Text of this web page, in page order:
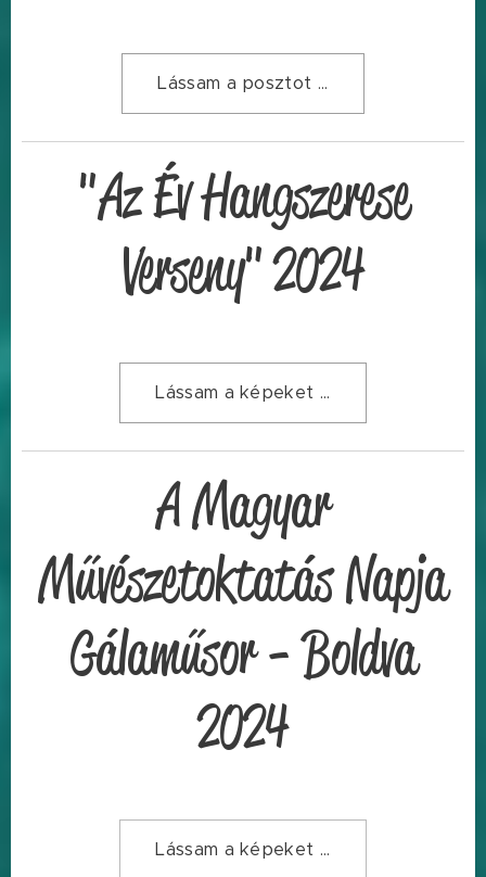
Lássam a posztot ...
"Az Év Hangszerese
Verseny" 2024
Lássam a képeket ...
A Magyar
Művészetoktatás Napja
Gálaműsor - Boldva
2024
Lássam a képeket ...